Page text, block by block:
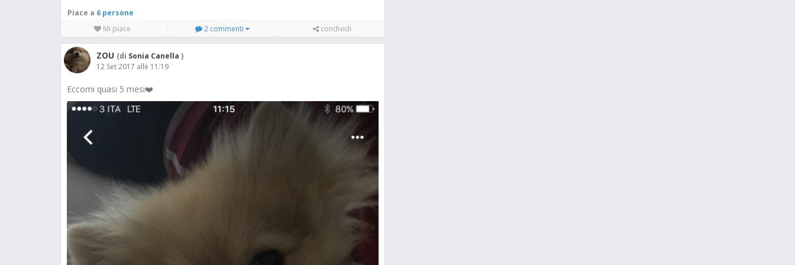
Piace a
6 persone
Mi piace
2 commenti condividi
ZOU (di Sonia Canella )
12 Set 2017 alle 11:19
Eccomi quasi 5 mesi❤️